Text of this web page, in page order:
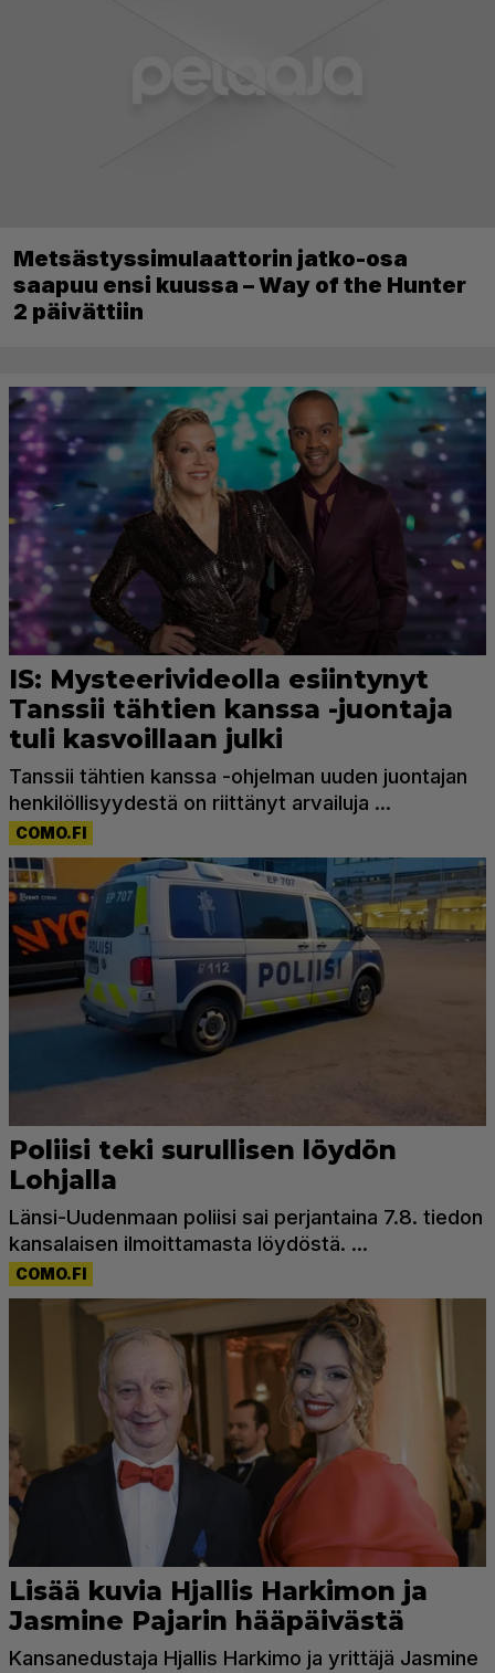
Metsästyssimulaattorin jatko-osa
saapuu ensi kuussa – Way of the Hunter
2 päivättiin